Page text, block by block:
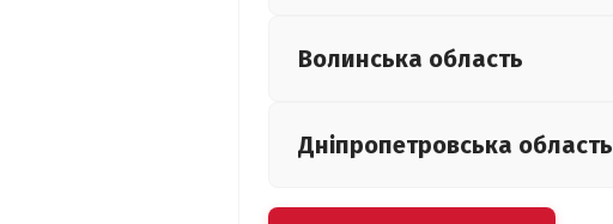
Волинська область
Дніпропетровська область